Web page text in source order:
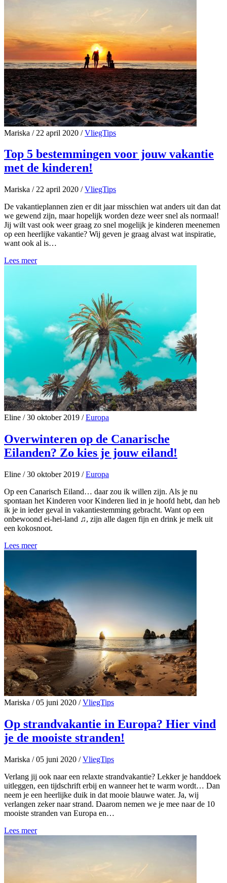
Mariska /22 april 2020 / VliegTips
Top 5 bestemmingen voor jouw vakantie
met de kinderen!
Mariska /22 april 2020 / VliegTips
De vakantieplannen zien er dit jaar misschien wat anders uit dan dat
we gewend zijn, maar hopelijk worden deze weer snel als normaal!
Jij wilt vast ook weer graag zo snel mogelijk je kinderen meenemen
op een heerlijke vakantie? Wij geven je graag alvast wat inspiratie,
want ook al is…
Lees meer
Eline /30 oktober 2019 / Europa
Overwinteren op de Canarische
Eilanden? Zo kies je jouw eiland!
Eline /30 oktober 2019 / Europa
Op een Canarisch Eiland… daar zou ik willen zijn. Als je nu
spontaan het Kinderen voor Kinderen lied in je hoofd hebt, dan heb
ik je in ieder geval in vakantiestemming gebracht. Want op een
onbewoond ei-hei-land ♫, zijn alle dagen fijn en drink je melk uit
een kokosnoot.
Lees meer
Mariska /05 juni 2020 / VliegTips
Op strandvakantie in Europa? Hier vind
je de mooiste stranden!
Mariska /05 juni 2020 / VliegTips
Verlang jij ook naar een relaxte strandvakantie? Lekker je handdoek
uitleggen, een tijdschrift erbij en wanneer het te warm wordt… Dan
neem je een heerlijke duik in dat mooie blauwe water. Ja, wij
verlangen zeker naar strand. Daarom nemen we je mee naar de 10
mooiste stranden van Europa en…
Lees meer